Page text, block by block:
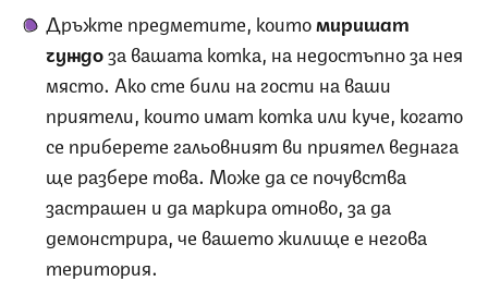
Дръжте предметите, коитомиришат
чуждоза вашата котка, на недостъпно за нея
място. Ако сте били на гости на ваши
приятели, които имат котка или куче, когато
се приберете гальовният ви приятел веднага
ще разбере това. Може да се почувства
застрашен и да маркира отново, за да
демонстрира, че вашето жилище е негова
територия.